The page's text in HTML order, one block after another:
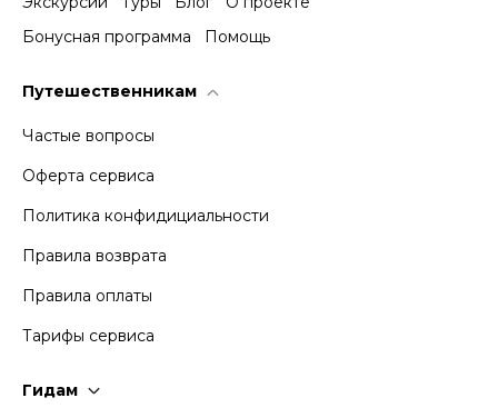
Бонусная программа
Помощь
Путешественникам
Частые вопросы
Оферта сервиса
Политика конфидициальности
Правила возврата
Правила оплаты
Тарифы сервиса
Гидам